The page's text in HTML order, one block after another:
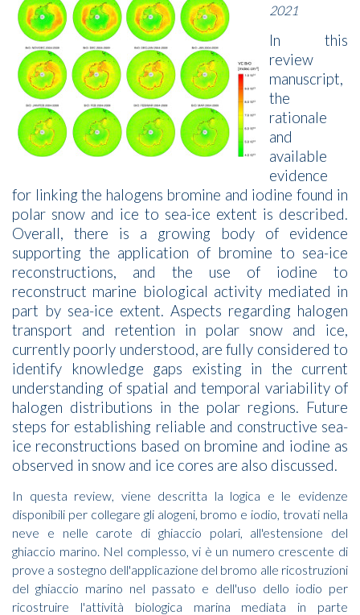
2021
In this
review
manuscript,
the
rationale
and
available
evidence
for linking the halogens bromine and iodine found in
polar snow and ice to sea-ice extent is described.
Overall, there is a growing body of evidence
supporting the application of bromine to sea-ice
reconstructions, and the use of iodine to
reconstruct marine biological activity mediated in
part by sea-ice extent. Aspects regarding halogen
transport and retention in polar snow and ice,
currently poorly understood, are fully considered to
identify knowledge gaps existing in the current
understanding of spatial and temporal variability of
halogen distributions in the polar regions. Future
steps for establishing reliable and constructive sea-
ice reconstructions based on bromine and iodine as
observed in snow and ice cores are also discussed.
In questa review, viene descritta la logica e le evidenze
disponibili per collegare gli alogeni, bromo e iodio, trovati nella
neve e nelle carote di ghiaccio polari, all'estensione del
ghiaccio marino. Nel complesso, vi è un numero crescente di
prove a sostegno dell'applicazione del bromo alle ricostruzioni
del ghiaccio marino nel passato e dell'uso dello iodio per
ricostruire l'attività biologica marina mediata in parte